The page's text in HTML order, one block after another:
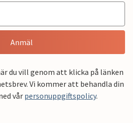
Anmäl
du vill genom att klicka på länken
Vi kommer att behandla din
vårpersonuppgiftspolicy.